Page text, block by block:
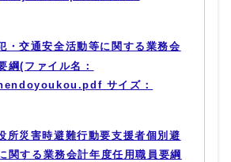
・交通安全活動等に関する業務会
綱(ファイル名：
サイズ：
所災害時避難行動要支援者個別避
関する業務会計年度任用職員要綱